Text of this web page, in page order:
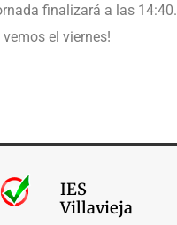
finalizará a las 14:40.
vemos el viernes!
IES
Villavieja